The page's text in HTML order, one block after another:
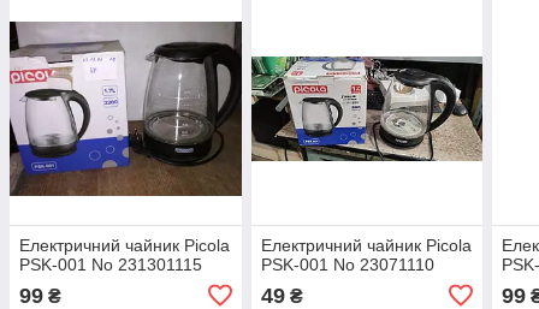
Електричний чайник Picola
PSK-001 No 231301115
99 ₴
Електричний чайник Picola
PSK-001 No 23071110
49₴ 99